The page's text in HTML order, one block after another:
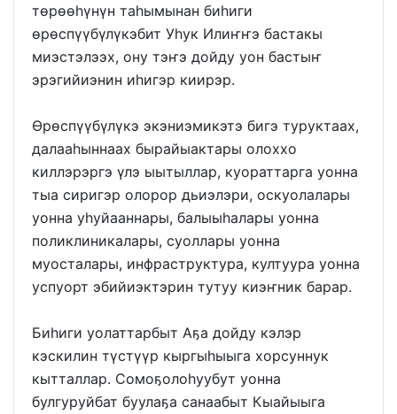
төрөөһүнүн таһымынан биһиги
өрөспүүбүлүкэбит Уһук Илиҥҥэ бастакы
миэстэлээх, ону тэҥэ дойду уон бастыҥ
эрэгийиэнин иһигэр киирэр.
Өрөспүүбүлүкэ экэниэмикэтэ бигэ туруктаах,
далааһыннаах бырайыактары олоххо
киллэрэргэ үлэ ыытыллар, куораттарга уонна
тыа сиригэр олорор дьиэлэри, оскуолалары
уонна уһуйааннары, балыыһалары уонна
поликлиникалары, суоллары уонна
муосталары, инфраструктура, култуура уонна
успуорт эбийиэктэрин тутуу киэҥник барар.
Биһиги уолаттарбыт Аҕа дойду кэлэр
кэскилин түстүүр кыргыһыыга хорсуннук
кытталлар. Сомоҕолоһуубут уонна
булгуруйбат буулаҕа санаабыт Кыайыыга